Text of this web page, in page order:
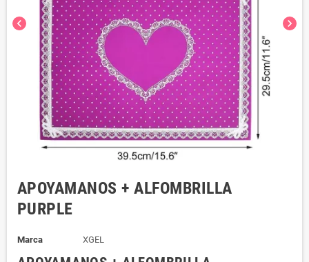
chevron_left chevron_right
APOYAMANOS + ALFOMBRILLA
PURPLE
Marca XGEL